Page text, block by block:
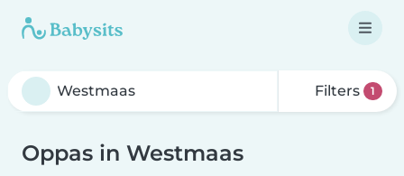
Filters 1
Oppas in Westmaas